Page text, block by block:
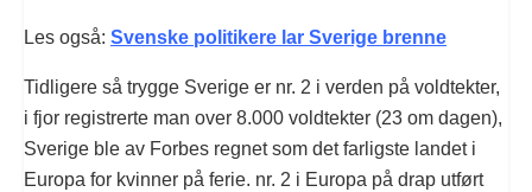
Les også: Svenske politikere lar Sverige brenne
Tidligere så trygge Sverige er nr. 2 i verden på voldtekter,
i fjor registrerte man over 8.000 voldtekter (23 om dagen),
Sverige ble av Forbes regnet som det farligste landet i
Europa for kvinner på ferie. nr. 2 i Europa på drap utført